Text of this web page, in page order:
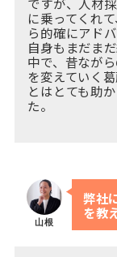
に乗ってくれ
ら的確にアド
自身もまだま
中で、昔なが
を変えていく
とはとても助
た。
弊社
を教
山根